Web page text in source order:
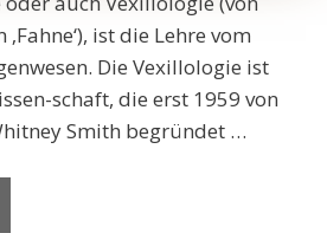
ist die Lehre vom
Die Vexillologie ist
schaft, die erst 1959 von
Smith begründet …